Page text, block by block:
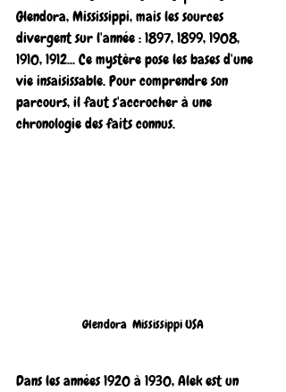
Glendora, Mississippi, mais les sources
divergent sur l'année : 1897, 1899, 1908,
1910, 1912... Ce mystère pose les bases d'une
vie insaisissable. Pour comprendre son
parcours, il faut s'accrocher à une
chronologie des faits connus.
Glendora  Mississippi USA
Dans les années 1920 à 1930, Alek est un